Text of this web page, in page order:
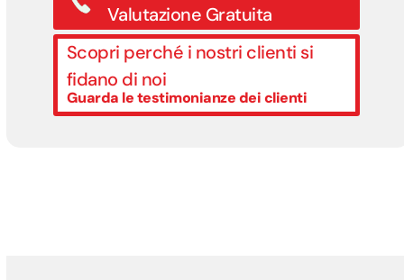
Valutazione Gratuita
Scopri perché i nostri clienti si
fidano di noi
Guarda le testimonianze dei clienti